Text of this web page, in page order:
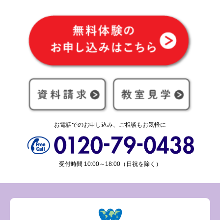
お電話でのお申し込み、ご相談もお気軽に
受付時間 10:00～18:00（日祝を除く）